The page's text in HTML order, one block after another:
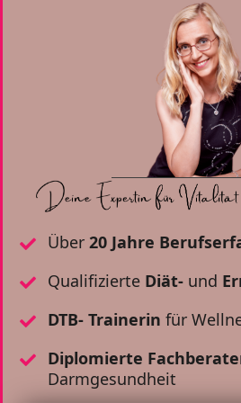
Über 20 Jahre
Qualifizierte Diät- und
DTB- Trainerin für
Diplomierte
Darmgesundheit